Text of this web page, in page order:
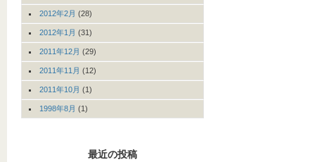
2012年2月 (28)
2012年1月 (31)
2011年12月 (29)
2011年11月 (12)
2011年10月 (1)
1998年8月 (1)
最近の投稿